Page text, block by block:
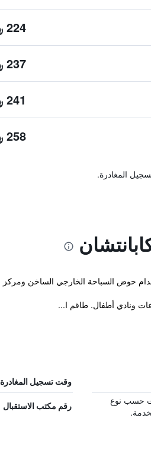
224 ﷼
237 ﷼
241 ﷼
258 ﷼
المغادرة.
ونادي أطفال. طاقم ا...
وقت تسجيل المغادرة
حسب نوع
رقم مكتب الاستقبال